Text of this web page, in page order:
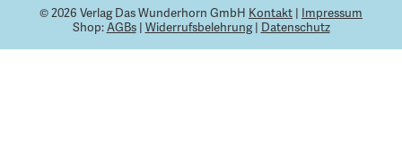
© 2026 Verlag Das Wunderhorn GmbH Kontakt | Impressum
Shop:AGBs| Widerrufsbelehrung| Datenschutz